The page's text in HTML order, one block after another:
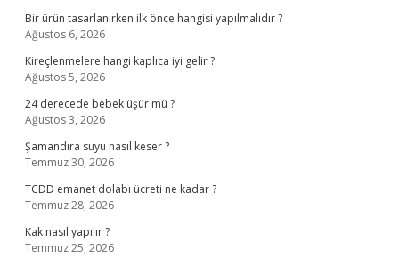
Bir ürün tasarlanırken ilk önce hangisi yapılmalıdır ?
Ağustos 6, 2026
Kireçlenmelere hangi kaplıca iyi gelir ?
Ağustos 5, 2026
24 derecede bebek üşür mü ?
Ağustos 3, 2026
Şamandıra suyu nasıl keser ?
Temmuz 30, 2026
TCDD emanet dolabı ücreti ne kadar ?
Temmuz 28, 2026
Kak nasıl yapılır ?
Temmuz 25, 2026